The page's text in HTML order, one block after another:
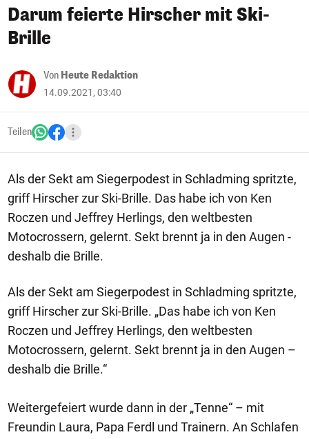
Darum feierte Hirscher mit Ski-
Brille
Von Heute Redaktion
14.09.2021, 03:40
Teilen
Als der Sekt am Siegerpodest in Schladming spritzte,
griff Hirscher zur Ski-Brille. Das habe ich von Ken
Roczen und Jeffrey Herlings, den weltbesten
Motocrossern, gelernt. Sekt brennt ja in den Augen -
deshalb die Brille.
Als der Sekt am Siegerpodest in Schladming spritzte,
griff Hirscher zur Ski-Brille. „Das habe ich von Ken
Roczen und Jeffrey Herlings, den weltbesten
Motocrossern, gelernt. Sekt brennt ja in den Augen –
deshalb die Brille.“
Weitergefeiert wurde dann in der „Tenne“ – mit
Freundin Laura, Papa Ferdl und Trainern. An Schlafen